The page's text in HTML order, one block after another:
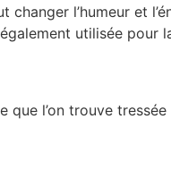
l’humeur et
utilisée pour
que l’on trouve